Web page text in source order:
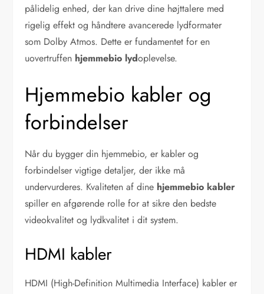
pålidelig enhed, der kan drive dine højttalere med
rigelig effekt og håndtere avancerede lydformater
som Dolby Atmos. Dette er fundamentet for en
uovertruffen hjemmebio lydoplevelse.
Hjemmebio kabler og
forbindelser
Når du bygger din hjemmebio, er kabler og
forbindelser vigtige detaljer, der ikke må
undervurderes. Kvaliteten af dine hjemmebio kabler
spiller en afgørende rolle for at sikre den bedste
videokvalitet og lydkvalitet i dit system.
HDMI kabler
HDMI (High-Definition Multimedia Interface) kabler er